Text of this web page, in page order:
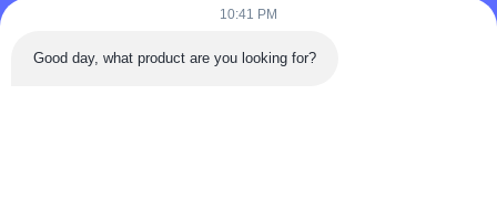
Telefone: 86-180-5882-0351
10:41 PM
Good day, what product are you looking for?